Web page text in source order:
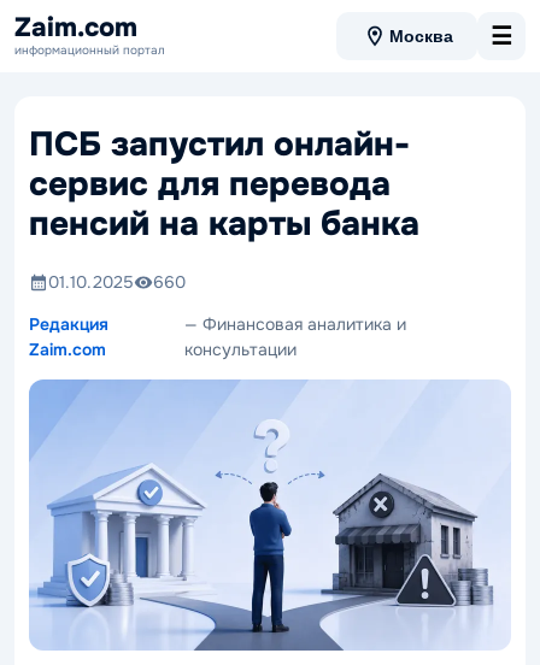
Zaim.com
информационный портал
Москва ☰
ПСБ запустил онлайн-
сервис для перевода
пенсий на карты банка
01.10.2025
660
Редакция
Zaim.com
— Финансовая аналитика и
консультации